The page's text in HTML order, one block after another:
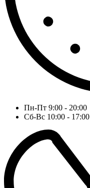
Пн-Пт 9:00 - 20:00
Сб-Вс 10:00 - 17:00